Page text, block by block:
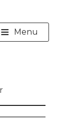
≡ Menu